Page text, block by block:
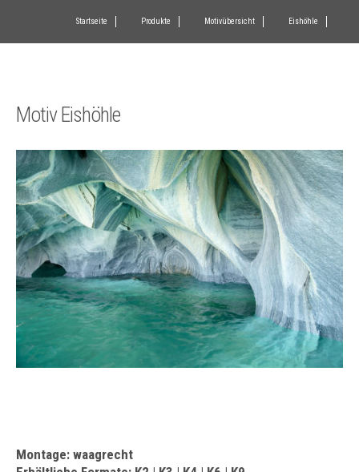
Infrarotheizung
Kontakt
Startseite Produkte Motivübersicht Eishöhle
Motiv Eishöhle
Montage: waagrecht